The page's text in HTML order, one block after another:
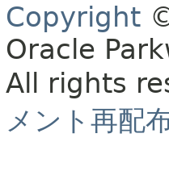
Copyright
Oracle
All rights
メント再配